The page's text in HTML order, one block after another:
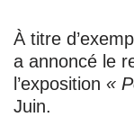
À titre
a annoncé le
l’exposition «
Juin.